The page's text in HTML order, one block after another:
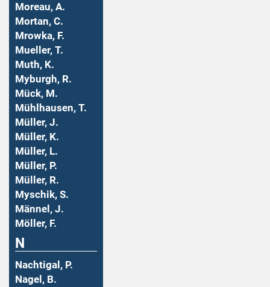
Moreau, A.
Mortan, C.
Mrowka, F.
Mueller, T.
Muth, K.
Myburgh, R.
Mück, M.
Mühlhausen, T.
Müller, J.
Müller, K.
Müller, L.
Müller, P.
Müller, R.
Myschik, S.
Männel, J.
Möller, F.
N
Nachtigal, P.
Nagel, B.